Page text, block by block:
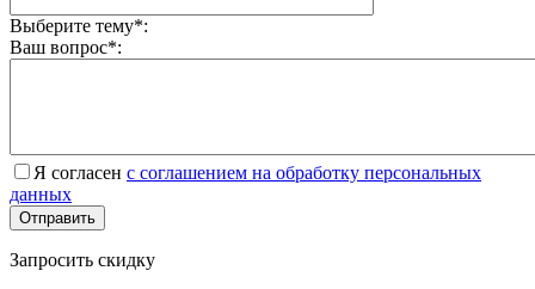
Выберите тему*:
Ваш вопрос*:
Я согласен с соглашением на обработку персональных
данных
Запросить скидку